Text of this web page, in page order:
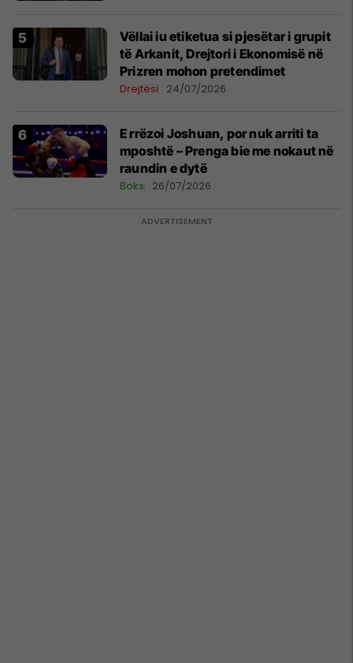
Vëllai iu etiketua si pjesëtar i grupit
të Arkanit, Drejtori i Ekonomisë në
Prizren mohon pretendimet
Drejtësi 24/07/2026
E rrëzoi Joshuan, por nuk arriti ta
mposhtë – Prenga bie me nokaut në
raundin e dytë
Boks 26/07/2026